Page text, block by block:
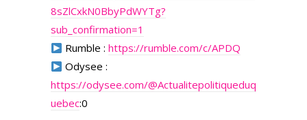
8sZlCxkN0BbyPdWYTg?
sub_confirmation=1
Rumble :https://rumble.com/c/APDQ
Odysee :
https://odysee.com/@Actualitepolitiqueduq
uebec:0